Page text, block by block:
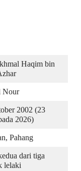
Haqim bin
Nour
2002 (23
2026)
Pahang
dari tiga
lelaki